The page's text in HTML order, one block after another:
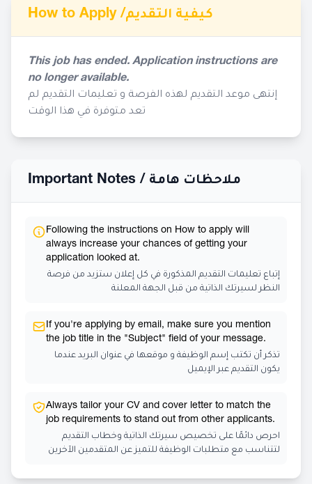
How to Apply /كيفية التقديم
This job has ended. Application instructions are
no longer available.
إنتهى موعد التقديم لهذه الفرصة و تعليمات التقديم لم
تعد متوفرة في هذا الوقت
Important Notes / ملاحظات هامة
Following the instructions on How to apply will
always increase your chances of getting your
application looked at.
إتباع تعليمات التقديم المذكورة في كل إعلان ستزيد من فرصة
النظر لسيرتك الذاتية من قبل الجهة المعلنة
If you're applying by email, make sure you mention
the job title in the "Subject" field of your message.
تذكر أن تكتب إسم الوظيفة و موقعها في عنوان البريد عندما
يكون التقديم عبر الإيميل
Always tailor your CV and cover letter to match the
job requirements to stand out from other applicants.
احرص دائمًا على تخصيص سيرتك الذاتية وخطاب التقديم
لتتناسب مع متطلبات الوظيفة للتميز عن المتقدمين الآخرين